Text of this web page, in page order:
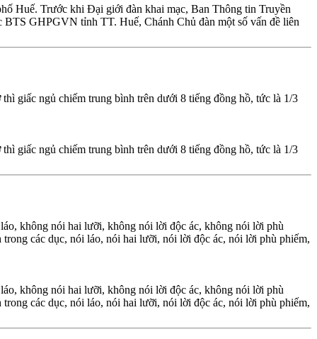
Huế. Trước khi Đại giới đàn khai mạc, Ban Thông tin Truyền
GHPGVN tỉnh TT. Huế, Chánh Chủ đàn một số vấn đề liên
giấc ngủ chiếm trung bình trên dưới 8 tiếng đồng hồ, tức là 1/3
giấc ngủ chiếm trung bình trên dưới 8 tiếng đồng hồ, tức là 1/3
không nói hai lưỡi, không nói lời độc ác, không nói lời phù
các dục, nói láo, nói hai lưỡi, nói lời độc ác, nói lời phù phiếm,
không nói hai lưỡi, không nói lời độc ác, không nói lời phù
các dục, nói láo, nói hai lưỡi, nói lời độc ác, nói lời phù phiếm,